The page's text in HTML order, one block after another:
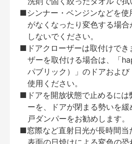
■シンナー・ベンジンなどを使
がなくなったり変色する場
しないでください。
■ドアクローザーは取付けでき
ザーを取付ける場合は、「
パブリック）」のドアおよ
使用ください。
■ドアを開放状態で止めるには
ーを、ドアが閉まる勢いを
戸ダンパーをお勧めします。
■窓際など直射日光が長時間当